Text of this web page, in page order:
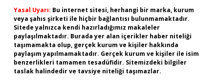
Yasal Uyarı: Bu internet sitesi, herhangi bir marka, kurum
veya şahıs şirketi ile hiçbir bağlantısı bulunmamaktadır.
Sitede yalnızca kendi hazırladığımız makaleler
paylaşılmaktadır. Burada yer alan içerikler haber niteliği
taşımamakta olup, gerçek kurum ve kişiler hakkında
paylaşım yapılmamaktadır. Gerçek kurum ve kişiler ile isim
benzerlikleri tamamen tesadüfidir. Sitemizdeki bilgiler
taslak halindedir ve tavsiye niteliği taşımazlar.